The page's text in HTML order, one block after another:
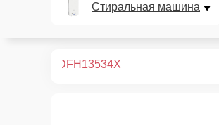
Стиральная машина
DFH13534X